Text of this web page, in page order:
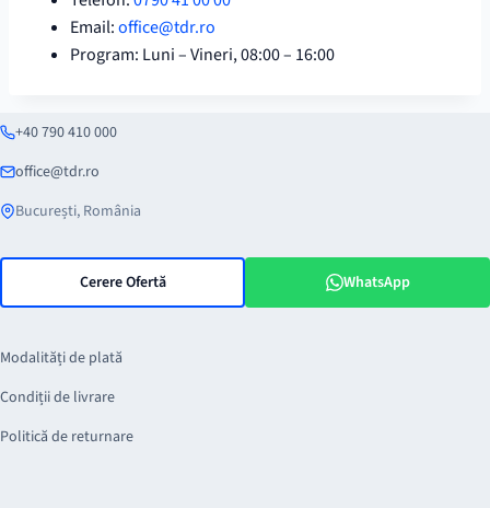
Email:office@tdr.ro
Program: Luni – Vineri, 08:00 – 16:00
+40 790 410 000
office@tdr.ro
București, România
Cerere Ofertă WhatsApp
Modalități de plată
Condiții de livrare
Politică de returnare